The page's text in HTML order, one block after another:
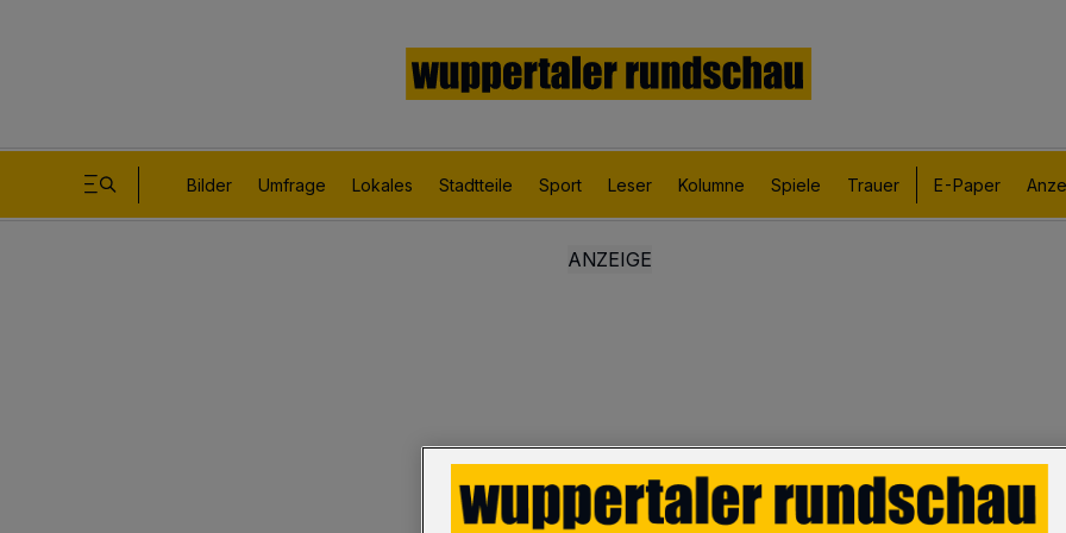
Bilder Umfrage Lokales Stadtteile Sport Leser Kolumne Spiele Trauer E-Paper